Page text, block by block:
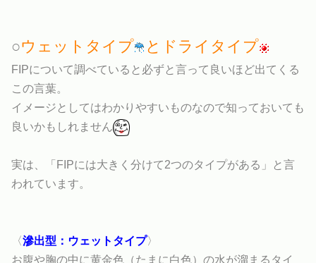
○ウェットタイプ とドライタイプ
FIPについて調べていると必ずと言って良いほど出てくる
この言葉。
イメージとしてはわかりやすいものなので知っておいても
良いかもしれません
実は、「FIPには大きく分けて2つのタイプがある」と言
われています。
〈滲出型：ウェットタイプ〉
お腹や胸の中に黄金色（たまに白色）の水が溜まるタイ